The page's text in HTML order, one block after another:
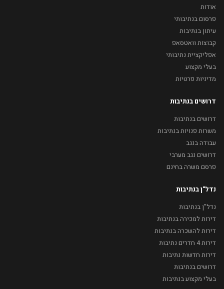
אודות
פרסום בנתיבותי
עיתון בנתיבות
קבוצות וואטסאפ
אפליקציית נתיבותי
בעלי מקצוע
מדיניות פרטיות
דרושים בנתיבות
דרושים בנתיבות
משרות פנויות בנתיבות
עבודה בנגב
דרושים נגב מערבי
פרסם משרה בחינם
נדל"ן בנתיבות
נדל"ן בנתיבות
דירות למכירה בנתיבות
דירות להשכרה בנתיבות
דירות 4 חדרים נתיבות
דירות חדשות נתיבות
דרושים בנתיבות
בעלי מקצוע בנתיבות